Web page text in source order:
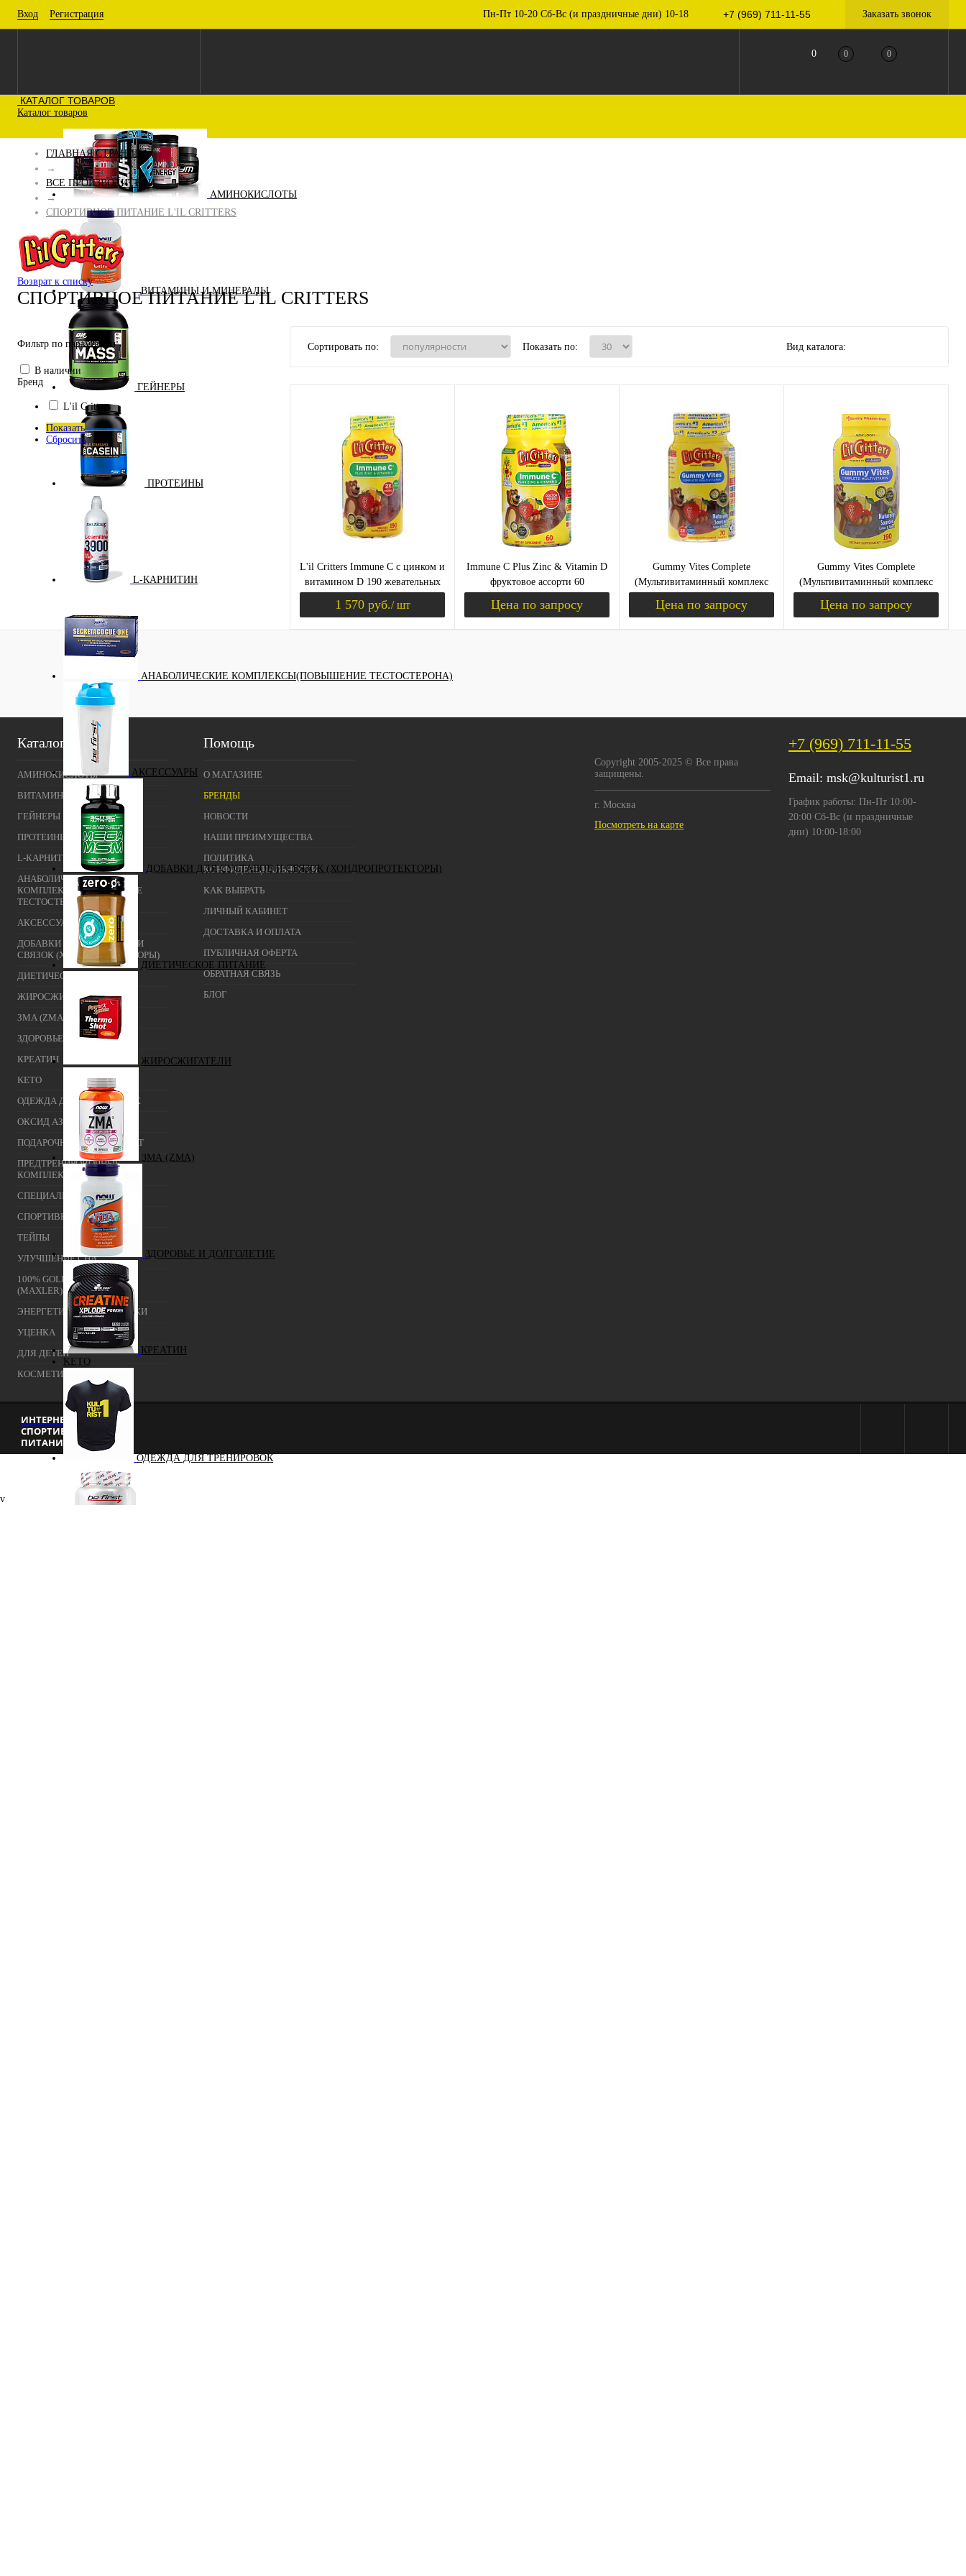
Вход Регистрация Пн-Пт 10-20 Сб-Вс (и праздничные дни) 10-18 +7 (969) 711-11-55 Заказать звонок
0 0 0
КАТАЛОГ ТОВАРОВ
Каталог товаров
АМИНОКИСЛОТЫ
ВИТАМИНЫ И МИНЕРАЛЫ
ГЕЙНЕРЫ
ПРОТЕИНЫ
L-КАРНИТИН
АНАБОЛИЧЕСКИЕ КОМПЛЕКСЫ(ПОВЫШЕНИЕ ТЕСТОСТЕРОНА)
АКСЕССУАРЫ
ДОБАВКИ ДЛЯ СУСТАВОВ И СВЯЗОК (ХОНДРОПРОТЕКТОРЫ)
ДИЕТИЧЕСКОЕ ПИТАНИЕ
ЖИРОСЖИГАТЕЛИ
ЗМА (ZMA)
ЗДОРОВЬЕ И ДОЛГОЛЕТИЕ
КРЕАТИН
KETO
ОДЕЖДА ДЛЯ ТРЕНИРОВОК
ГЛАВНАЯ СТРАНИЦА
→
ВСЕ ПРОИЗВОДИТЕЛИ
→
СПОРТИВНОЕ ПИТАНИЕ L'IL CRITTERS
Возврат к списку
СПОРТИВНОЕ ПИТАНИЕ L'IL CRITTERS
Фильтр по параметрам
В наличии
Бренд
L'il Critters
Показать
Сбросить
Сортировать по: Показать по: Вид каталога:
L'il Critters Immune C с цинком и
витамином D 190 жевательных
1 570 руб./ шт
Immune C Plus Zinc & Vitamin D
фруктовое ассорти 60
Critters)
Цена по запросу
Gummy Vites Complete
(Мультивитаминный комплекс
таблеток (L'il Critters)
Цена по запросу
Gummy Vites Complete
(Мультивитаминный комплекс
таблеток (L'il Critters)
Цена по запросу
Каталог
АМИНОКИСЛОТЫ
ВИТАМИНЫ И МИНЕРАЛЫ
ГЕЙНЕРЫ
ПРОТЕИНЫ
L-КАРНИТИН
АНАБОЛИЧЕСКИЕ
КОМПЛЕКСЫ(ПОВЫШЕНИЕ
ТЕСТОСТЕРОНА)
АКСЕССУАРЫ
ДОБАВКИ ДЛЯ СУСТАВОВ И
СВЯЗОК (ХОНДРОПРОТЕКТОРЫ)
ДИЕТИЧЕСКОЕ ПИТАНИЕ
ЖИРОСЖИГАТЕЛИ
ЗМА (ZMA)
ЗДОРОВЬЕ И ДОЛГОЛЕТИЕ
КРЕАТИН
KETO
ОДЕЖДА ДЛЯ ТРЕНИРОВОК
ОКСИД АЗОТА (NO, AAKG)
ПОДАРОЧНЫЙ СЕРТИФИКАТ
ПРЕДТРЕНИРОВОЧНЫЕ
КОМПЛЕКСЫ
СПЕЦИАЛЬНЫЕ ДОБАВКИ
СПОРТИВНЫЕ БАТОНЧИКИ
ТЕЙПЫ
УЛУЧШЕНИЕ СНА
100% GOLDEN BCAA 210 ГР
(MAXLER) (НАТУРАЛЬНЫЙ)
ЭНЕРГЕТИЧЕСКИЕ ДОБАВКИ
УЦЕНКА
ДЛЯ ДЕТЕЙ
КОСМЕТИКА
Помощь
О МАГАЗИНЕ
БРЕНДЫ
НОВОСТИ
НАШИ ПРЕИМУЩЕСТВА
ПОЛИТИКА
КОНФИДЕНЦИАЛЬНОСТИ
КАК ВЫБРАТЬ
ЛИЧНЫЙ КАБИНЕТ
ДОСТАВКА И ОПЛАТА
ПУБЛИЧНАЯ ОФЕРТА
ОБРАТНАЯ СВЯЗЬ
БЛОГ
Copyright 2005-2025 © Все права
защищены.
г. Москва
Посмотреть на карте
+7 (969) 711-11-55
Email: msk@kulturist1.ru
График работы: Пн-Пт 10:00-
20:00 Сб-Вс (и праздничные
дни) 10:00-18:00
ИНТЕРНЕТ-МАГАЗИН
СПОРТИВНОГО
ПИТАНИЯ Г. МОСКВА
v